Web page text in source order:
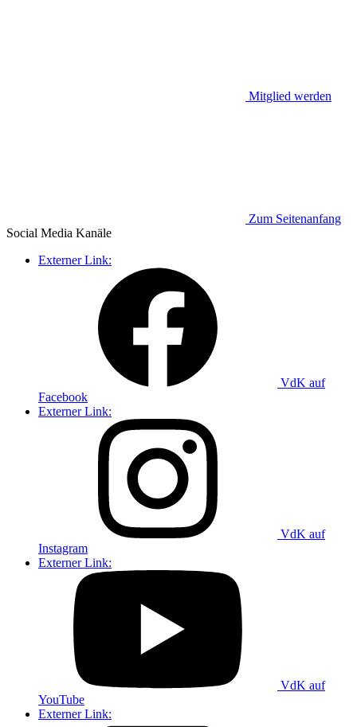
Mitglied werden
Zum Seitenanfang
Social Media Kanäle
Externer Link:
VdK auf
Facebook
Externer Link:
VdK auf
Instagram
Externer Link:
VdK auf
YouTube
Externer Link: